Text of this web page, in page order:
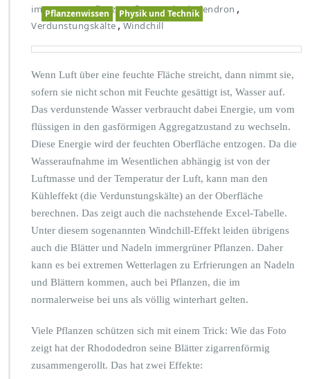
immergrüne Pflanze,Pflanze,Rhododendron ,
Verdunstungskälte,Windchill
Pflanzenwissen Physik und Technik
Wenn Luft über eine feuchte Fläche streicht, dann nimmt sie,
sofern sie nicht schon mit Feuchte gesättigt ist, Wasser auf.
Das verdunstende Wasser verbraucht dabei Energie, um vom
flüssigen in den gasförmigen Aggregatzustand zu wechseln.
Diese Energie wird der feuchten Oberfläche entzogen. Da die
Wasseraufnahme im Wesentlichen abhängig ist von der
Luftmasse und der Temperatur der Luft, kann man den
Kühleffekt (die Verdunstungskälte) an der Oberfläche
berechnen. Das zeigt auch die nachstehende Excel-Tabelle.
Unter diesem sogenannten Windchill-Effekt leiden übrigens
auch die Blätter und Nadeln immergrüner Pflanzen. Daher
kann es bei extremen Wetterlagen zu Erfrierungen an Nadeln
und Blättern kommen, auch bei Pflanzen, die im
normalerweise bei uns als völlig winterhart gelten.
Viele Pflanzen schützen sich mit einem Trick: Wie das Foto
zeigt hat der Rhododedron seine Blätter zigarrenförmig
zusammengerollt. Das hat zwei Effekte: